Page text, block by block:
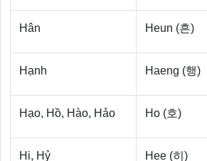
Hân Heun (흔)
Hạnh Haeng (행)
Hạo, Hồ, Hào, Hảo Ho (호)
Hi, Hỷ Hee (히)